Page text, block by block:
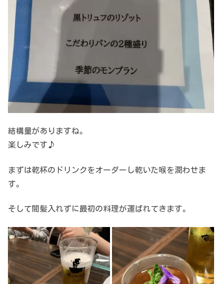
結構量がありますね。
楽しみです♪
まずは乾杯のドリンクをオーダーし乾いた喉を潤わせま
す。
そして間髪入れずに最初の料理が運ばれてきます。